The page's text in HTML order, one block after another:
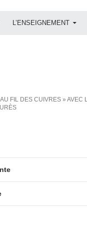
L’ENSEIGNEMENT
FIL DES CUIVRES » AVEC